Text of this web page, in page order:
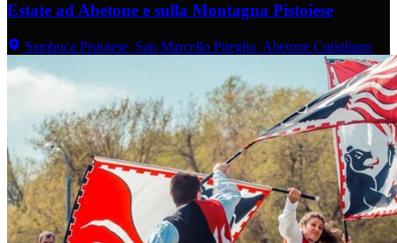
Estate ad Abetone e sulla Montagna Pistoiese
Sambuca Pistoiese, San Marcello Piteglio, Abetone Cutigliano